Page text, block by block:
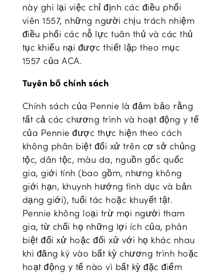
này ghi lại việc chỉ định các điều phối
viên 1557, những người chịu trách nhiệm
điều phối các nỗ lực tuân thủ và các thủ
tục khiếu nại được thiết lập theo mục
1557 của ACA.
Tuyên bố chính sách
Chính sách của Pennie là đảm bảo rằng
tất cả các chương trình và hoạt động y tế
của Pennie được thực hiện theo cách
không phân biệt đối xử trên cơ sở chủng
tộc, dân tộc, màu da, nguồn gốc quốc
gia, giới tính (bao gồm, nhưng không
giới hạn, khuynh hướng tình dục và bản
dạng giới), tuổi tác hoặc khuyết tật.
Pennie không loại trừ mọi người tham
gia, từ chối họ những lợi ích của, phân
biệt đối xử hoặc đối xử với họ khác nhau
khi đăng ký vào bất kỳ chương trình hoặc
hoạt động y tế nào vì bất kỳ đặc điểm